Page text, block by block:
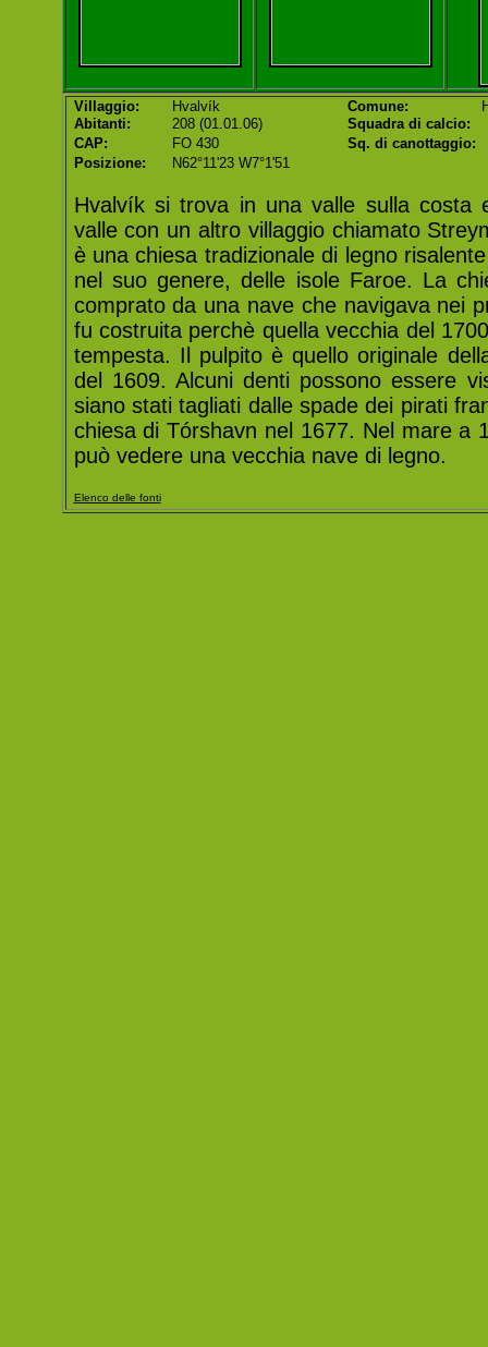
Villaggio: Hvalvík Comune:
Abitanti:
208 (01.01.06)
Squadra di calcio:
CAP:
FO 430
Sq. di canottaggio:
Posizione:
N62°11'23 W7°1'51
Hvalvík si trova in una valle sulla costa
valle con un altro villaggio chiamato
è una chiesa tradizionale di legno
nel suo genere, delle isole Faroe. La
comprato da una nave che navigava nei
fu costruita perchè quella vecchia del
tempesta. Il pulpito è quello originale
del 1609. Alcuni denti possono essere
siano stati tagliati dalle spade dei pirati
chiesa di Tórshavn nel 1677. Nel mare a
può vedere una vecchia nave di legno.
Elenco delle fonti